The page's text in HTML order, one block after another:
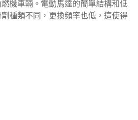
機車輛。電動馬達的簡單結構和低
種類不同，更換頻率也低，這使得